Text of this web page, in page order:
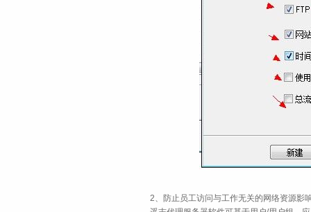
2、防止员工访问与工作无关的网络资源影